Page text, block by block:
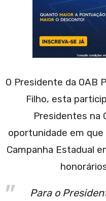
O Presidente da OAB
Filho, esta
Presidentes na
oportunidade em
Campanha Estadual
Para o